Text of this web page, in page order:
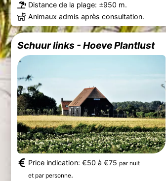
Distance de la plage: ±950 m.
Animaux admis après consultation.
Schuur links - Hoeve Plantlust
Price indication: €50 à €75 par nuit
et par personne.